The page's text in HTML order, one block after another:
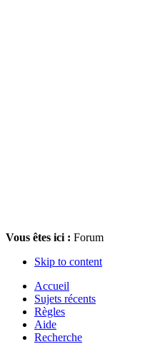
Vous êtes ici : Forum
Skip to content
Accueil
Sujets récents
Règles
Aide
Recherche